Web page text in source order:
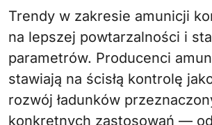
Trendy w zakresie amunicji
na lepszej powtarzalności i
parametrów. Producenci
stawiają na ścisłą kontrolę
rozwój ładunków
konkretnych zastosowań —